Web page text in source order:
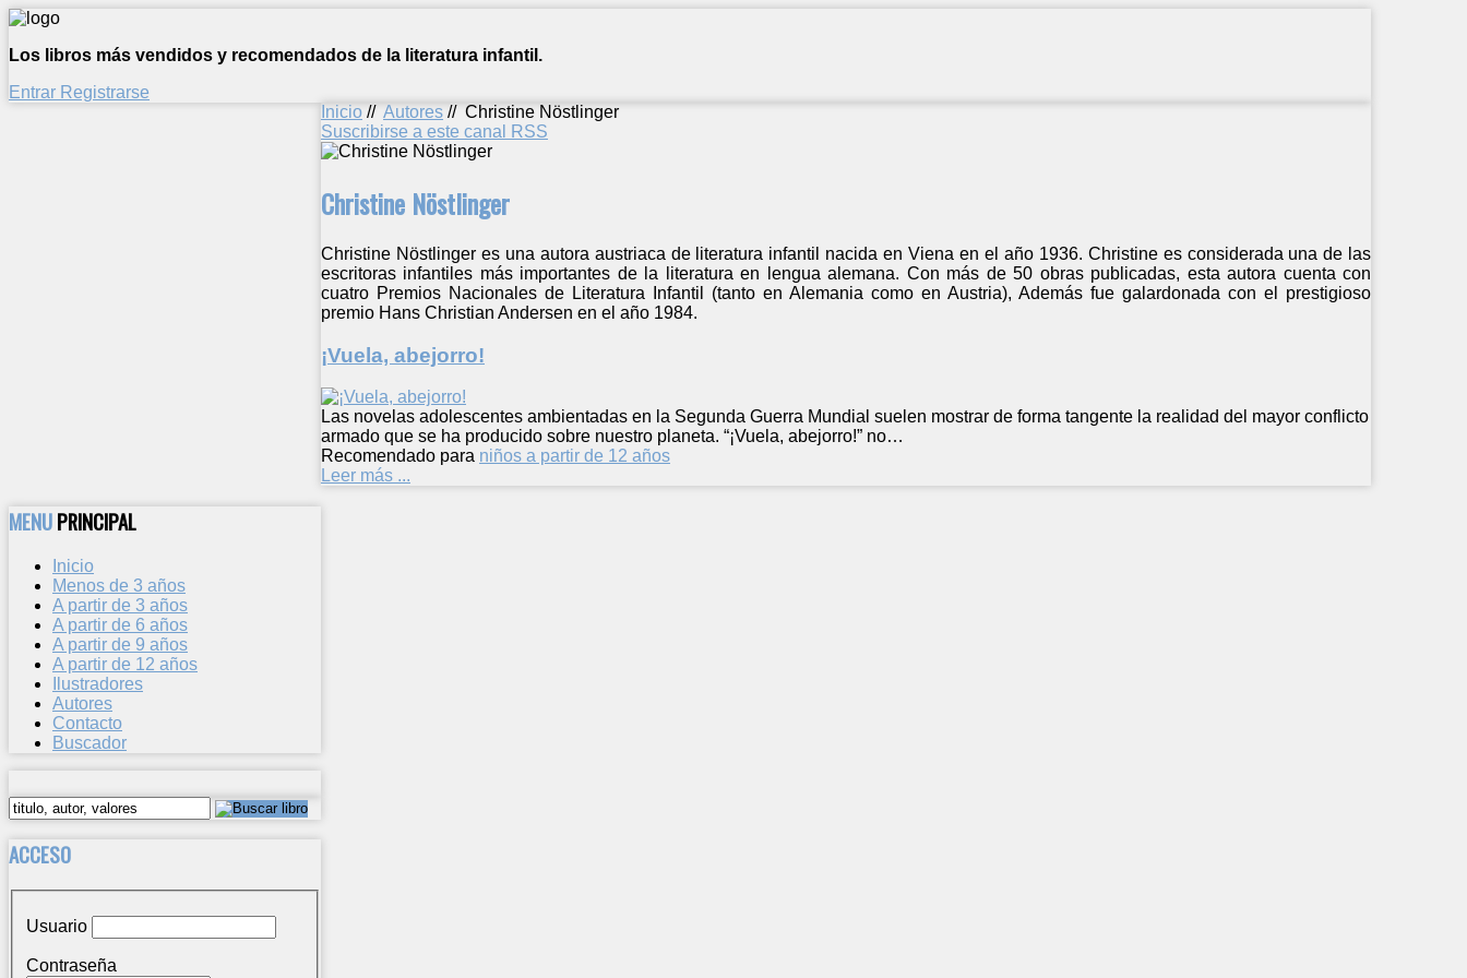
Los libros más vendidos y recomendados de la literatura infantil.
Entrar Registrarse
Inicio // Autores // Christine Nöstlinger
Suscribirse a este canal RSS
Christine Nöstlinger
Christine Nöstlinger es una autora austriaca de literatura infantil nacida en Viena en el año 1936. Christine es considerada una de las
escritoras infantiles más importantes de la literatura en lengua alemana. Con más de 50 obras publicadas, esta autora cuenta con
cuatro Premios Nacionales de Literatura Infantil (tanto en Alemania como en Austria), Además fue galardonada con el prestigioso
premio Hans Christian Andersen en el año 1984.
¡Vuela, abejorro!
Las novelas adolescentes ambientadas en la Segunda Guerra Mundial suelen mostrar de forma tangente la realidad del mayor conflicto
armado que se ha producido sobre nuestro planeta. “¡Vuela, abejorro!” no…
Recomendado para niños a partir de 12 años
Leer más ...
MENUPRINCIPAL
Inicio
Menos de 3 años
A partir de 3 años
A partir de 6 años
A partir de 9 años
A partir de 12 años
Ilustradores
Autores
Contacto
Buscador
ACCESO
Usuario
Contraseña